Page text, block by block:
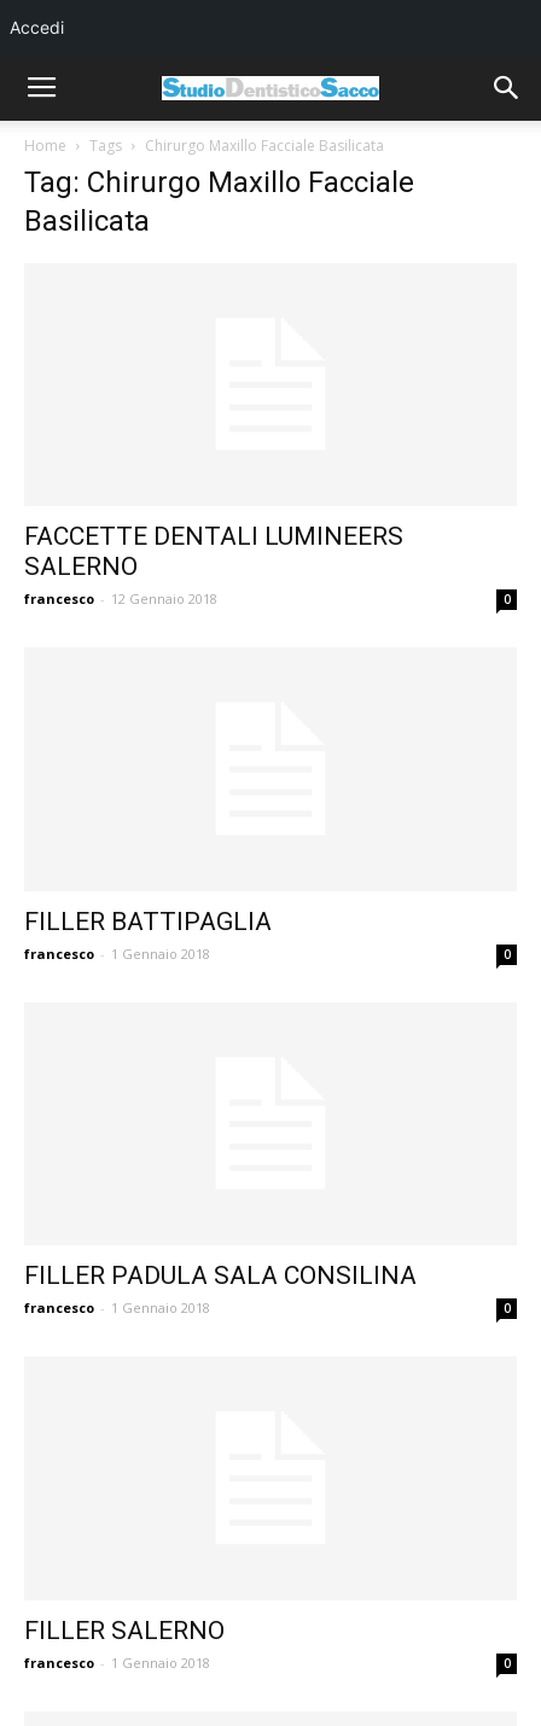
Home Tags Chirurgo Maxillo Facciale Basilicata
Tag: Chirurgo Maxillo Facciale
Basilicata
FACCETTE DENTALI LUMINEERS
SALERNO
francesco - 12 Gennaio 2018 0
FILLER BATTIPAGLIA
francesco - 1 Gennaio 2018 0
FILLER PADULA SALA CONSILINA
francesco - 1 Gennaio 2018 0
FILLER SALERNO
francesco - 1 Gennaio 2018 0
Accedi